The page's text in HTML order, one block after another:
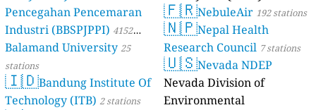
Pencegahan Pencemaran
Industri (BBSPJPPI) 4152
stations
Balamand University25
stations
🇮🇩Bandung Institute Of
Technology (ITB) 2 stations
🇫🇷NebuleAir 192 stations
🇳🇵Nepal Health
Research Council 7 stations
🇺🇸Nevada NDEP
Nevada Division of
Environmental